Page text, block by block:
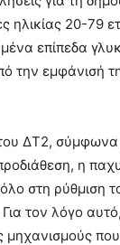
ηλικίας 20-79
επίπεδα
την εμφάνισή
ΔΤ2,
η
στη
τον λόγο